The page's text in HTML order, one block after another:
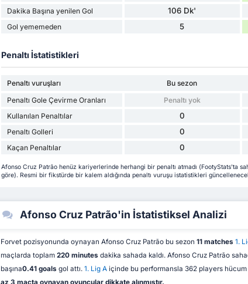
Dakika Başına yenilen Gol 106 Dk'
Gol yememeden 5
Penaltı İstatistikleri
Penaltı vuruşları Bu sezon
Penaltı Gole Çevirme Oranları
Penaltı yok
Kullanılan Penaltılar
0
Penaltı Golleri 0
Kaçan Penaltılar 0
Afonso Cruz Patrão henüz kariyerlerinde herhangi bir penaltı atmadı (FootyStats'ta
göre). Resmi bir fikstürde bir kalem aldığında penaltı vuruşu istatistikleri
Afonso Cruz Patrão'in İstatistiksel Analizi
Forvet pozisyonunda oynayan Afonso Cruz Patrão bu sezon 11 matches 1.
maçlarda toplam 220 minutes dakika sahada kaldı. Afonso Cruz Patrão
başına0.41 goals gol attı. 1. Lig Aiçinde bu performansla 362 players hücum